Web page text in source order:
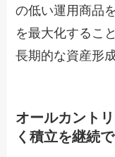
の低い運用商品
を最大化するこ
長期的な資産形
オールカント
く積立を継続